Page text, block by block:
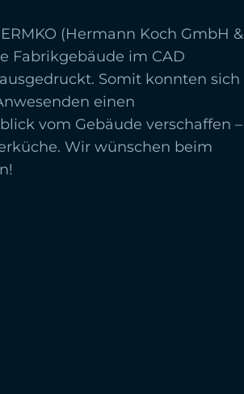
(Hermann Koch GmbH &
Fabrikgebäude im CAD
Somit konnten sich
einen
vom Gebäude verschaffen –
Wir wünschen beim